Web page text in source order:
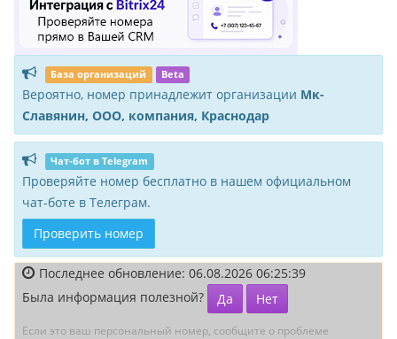
База организаций Beta
Вероятно, номер принадлежит организации Мк-
Славянин, ООО, компания, Краснодар
Чат-бот в Telegram
Проверяйте номер бесплатно в нашем официальном
чат-боте в Телеграм.
Проверить номер
Последнее обновление: 06.08.2026 06:25:39
Была информация полезной?
Да Нет
Если это ваш персональный номер, сообщите о проблеме